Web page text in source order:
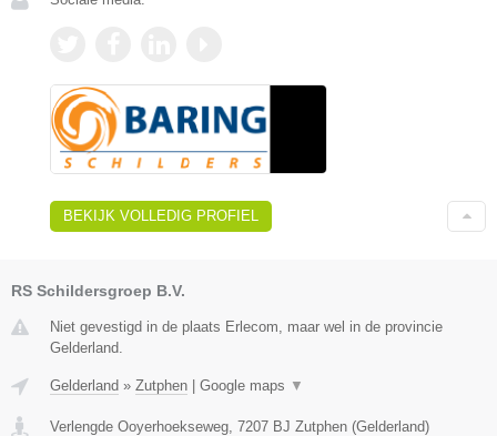
BEKIJK VOLLEDIG PROFIEL
RS Schildersgroep B.V.
Niet gevestigd in de plaats Erlecom, maar wel in de provincie
Gelderland.
Gelderland » Zutphen Google maps ▼
Verlengde Ooyerhoekseweg, 7207 BJ Zutphen (Gelderland)